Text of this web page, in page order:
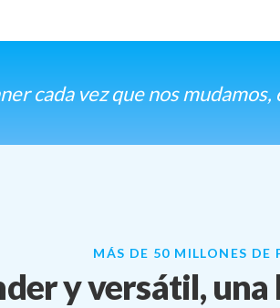
cada vez que nos
MÁS DE 50 MILLONES DE
y versátil,